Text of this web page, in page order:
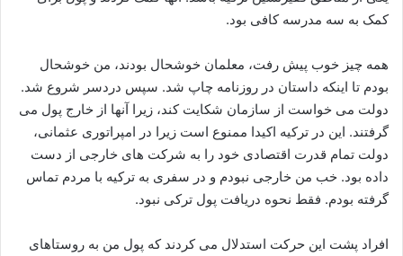
کمک به سه مدرسه کافی بود.
همه چیز خوب پیش رفت، معلمان خوشحال بودند، من خوشحال
بودم تا اینکه داستان در روزنامه چاپ شد. سپس دردسر شروع شد.
دولت می خواست از سازمان شکایت کند، زیرا آنها از خارج پول می
گرفتند. این در ترکیه اکیدا ممنوع است زیرا در امپراتوری عثمانی،
دولت تمام قدرت اقتصادی خود را به شرکت های خارجی از دست
داده بود. خب من خارجی نبودم و در سفری به ترکیه با مردم تماس
گرفته بودم. فقط نحوه دریافت پول ترکی نبود.
افراد پشت این حرکت استدلال می کردند که پول من به روستاهای